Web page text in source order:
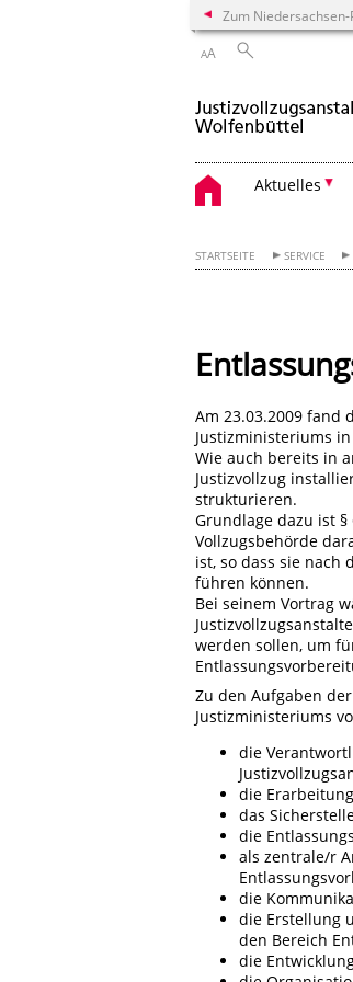
Zum Niedersachsen-
AA
Aktuelles
STARTSEITE SERVICE
Am 23.03.2009 fand
Justizministeriums
Wie auch bereits in
Justizvollzug
strukturieren.
Grundlage dazu ist §
Vollzugsbehörde
ist, so dass sie nach
führen können.
Bei seinem Vortrag
werden sollen, um
Zu den Aufgaben
Justizministeriums
die
die
das
die
als zentrale/r
die
die Erstellung
den Bereich
die